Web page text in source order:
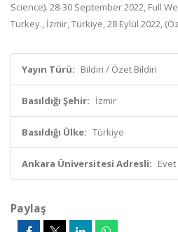
Science). 28-30 September 2022, Full
Turkey., İzmir, Türkiye, 28 Eylül 2022,
Yayın Türü: Bildiri / Özet Bildiri
Basıldığı Şehir: İzmir
Basıldığı Ülke: Türkiye
Ankara Üniversitesi Adresli: Evet
Paylaş